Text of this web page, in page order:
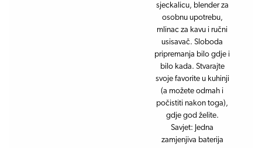
sjeckalicu, blender za
osobnu upotrebu,
mlinac za kavu i ručni
usisavač. Sloboda
pripremanja bilo gdje i
bilo kada. Stvarajte
svoje favorite u kuhinji
(a možete odmah i
počistiti nakon toga),
gdje god želite.
Savjet: Jedna
zamjenjiva baterija